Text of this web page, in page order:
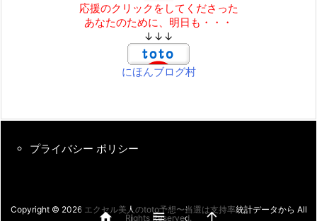
応援のクリックをしてくださった
あなたのために、明日も・・・
↓↓↓
にほんブログ村
プライバシー ポリシー
Copyright © 2026 エクセル美人のtoto予想〜当選は支持率統計データから All
Rights Reserved.
  